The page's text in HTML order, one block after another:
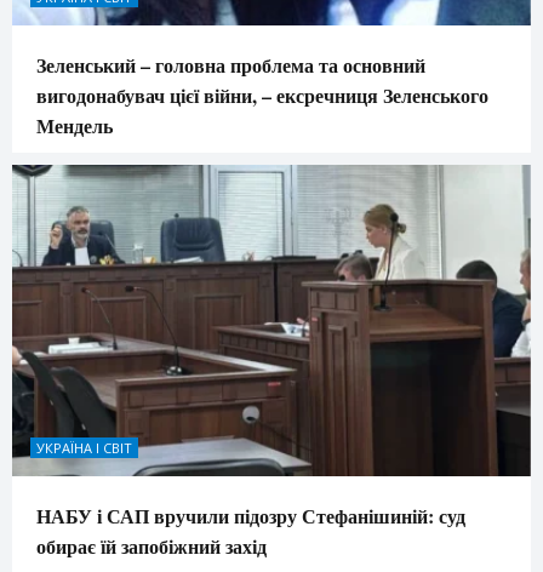
Зеленський – головна проблема та основний
вигодонабувач цієї війни, – ексречниця Зеленського
Мендель
УКРАЇНА І СВІТ
НАБУ і САП вручили підозру Стефанішиній: суд
обирає їй запобіжний захід